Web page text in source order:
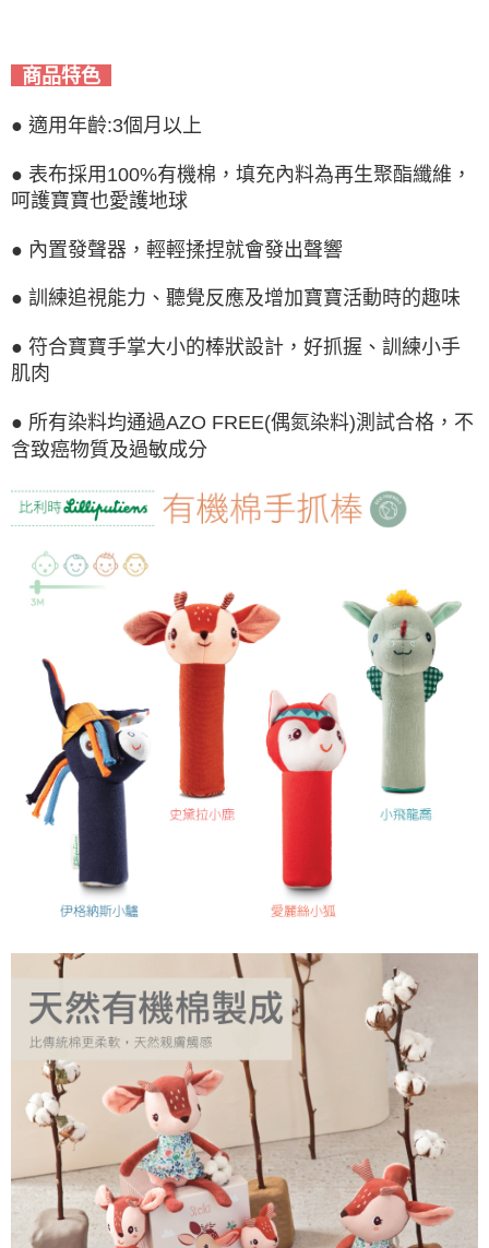
商品特色
● 適用年齡:3個月以上
● 表布採用100%有機棉，填充內料為再生聚酯纖維，
呵護寶寶也愛護地球
● 內置發聲器，輕輕揉捏就會發出聲響
● 訓練追視能力、聽覺反應及增加寶寶活動時的趣味
● 符合寶寶手掌大小的棒狀設計，好抓握、訓練小手
肌肉
● 所有染料均通過AZO FREE(偶氮染料)測試合格，不
含致癌物質及過敏成分